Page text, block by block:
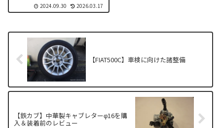
2024.09.30 2026.03.17
【FIAT500C】車検に向けた諸整備
【鉄カブ】中華製キャブレターφ16を購
入＆装着前のレビュー